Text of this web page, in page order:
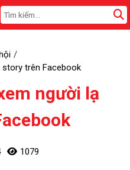
trên Facebook
người lạ
1079